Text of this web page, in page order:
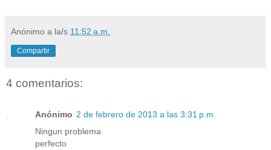
Anónimo a la/s 11:52 a.m.
Compartir
4 comentarios:
Anónimo 2 de febrero de 2013 a las 3:31 p.m.
Ningun problema
perfecto